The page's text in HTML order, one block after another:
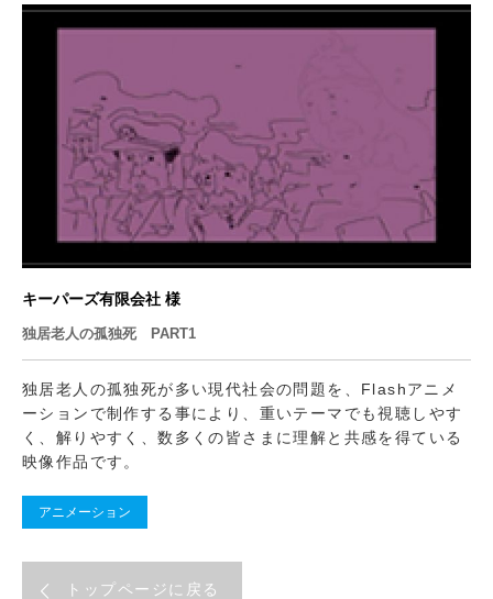
キーパーズ有限会社 様
独居老人の孤独死 PART1
独居老人の孤独死が多い現代社会の問題を、Flashアニメ
ーションで制作する事により、重いテーマでも視聴しやす
く、解りやすく、数多くの皆さまに理解と共感を得ている
映像作品です。
アニメーション
トップページに戻る